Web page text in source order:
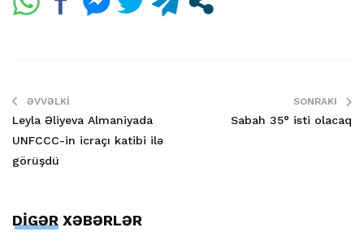
ƏVVƏLKI
Leyla Əliyeva Almaniyada
UNFCCC-in icraçı katibi ilə
görüşdü
SONRAKI
Sabah 35° isti olacaq
DİGƏR XƏBƏRLƏR